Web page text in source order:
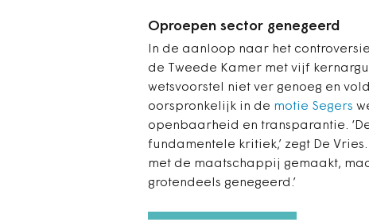
Oproepen sector genegeerd
In de aanloop naar het
de Tweede Kamer met vijf
wetsvoorstel niet ver genoeg en
oorspronkelijk in de motie Segers
openbaarheid en transparantie.
fundamentele kritiek,’ zegt De
met de maatschappij gemaakt,
grotendeels genegeerd.’